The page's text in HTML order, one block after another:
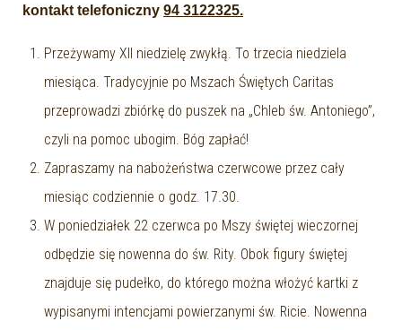
kontakt telefoniczny 94 3122325.
Przeżywamy XII niedzielę zwykłą. To trzecia niedziela
miesiąca. Tradycyjnie po Mszach Świętych Caritas
przeprowadzi zbiórkę do puszek na „Chleb św. Antoniego”,
czyli na pomoc ubogim. Bóg zapłać!
Zapraszamy na nabożeństwa czerwcowe przez cały
miesiąc codziennie o godz. 17.30.
W poniedziałek 22 czerwca po Mszy świętej wieczornej
odbędzie się nowenna do św. Rity. Obok figury świętej
znajduje się pudełko, do którego można włożyć kartki z
wypisanymi intencjami powierzanymi św. Ricie. Nowenna